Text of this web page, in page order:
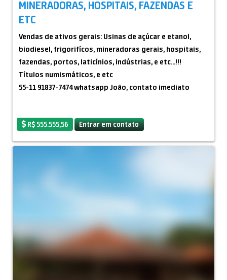
#FelliniConsultoria #ImovelRural #PropriedadeRuralRS
#CampoGaucho #TerrasRurais #SulDoBrasilRural
#UruguaiRural #ParaguaiRural #Pecuaria #Agricultura
#TerraParaProducao #PatrimonioRural
#ImovelRuralBrasil #NegociosRurais
#InvestimentoEmTerras #AgronegocioRS
Nossos Imóveis e atendimento são Premium se você
vai comprar ou vender imóvel rural venha ao lugar certo
MINERADORAS, HOSPITAIS, FAZENDAS E
ETC
Vendas de ativos gerais: Usinas de açúcar e etanol,
biodiesel, frigorifícos, mineradoras gerais, hospitais,
fazendas, portos, laticínios, indústrias, e etc...!!!
Títulos numismáticos, e etc
55-11 91837-7474 whatsapp João, contato imediato
R$ 555.555,56 Entrar em contato